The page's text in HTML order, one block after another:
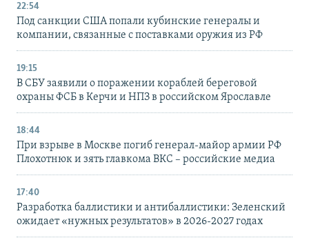
22:54
Под санкции США попали кубинские генералы и
компании, связанные с поставками оружия из РФ
19:15
В СБУ заявили о поражении кораблей береговой
охраны ФСБ в Керчи и НПЗ в российском Ярославле
18:44
При взрыве в Москве погиб генерал-майор армии РФ
Плохотнюк и зять главкома ВКС – российские медиа
17:40
Разработка баллистики и антибаллистики: Зеленский
ожидает «нужных результатов» в 2026-2027 годах